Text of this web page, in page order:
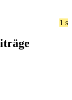
1 s